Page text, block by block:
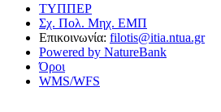
ΤΥΠΠΕΡ
Σχ. Πολ. Μηχ. ΕΜΠ
Επικοινωνία: filotis@itia.ntua.gr
Powered by NatureBank
Όροι
WMS/WFS